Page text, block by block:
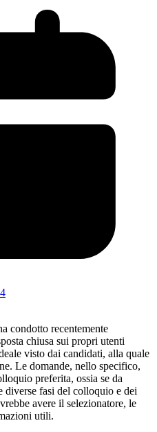
condotto recentemente
chiusa sui propri utenti
visto dai candidati, alla quale
Le domande, nello specifico,
preferita, ossia se da
diverse fasi del colloquio e dei
avere il selezionatore, le
utili.